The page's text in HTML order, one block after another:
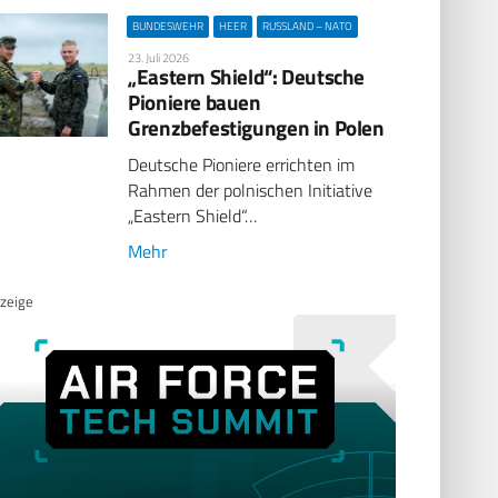
BUNDESWEHR HEER RUSSLAND – NATO
23. Juli 2026
„Eastern Shield“: Deutsche
Pioniere bauen
Grenzbefestigungen in Polen
Deutsche Pioniere errichten im
Rahmen der polnischen Initiative
„Eastern Shield“…
Mehr